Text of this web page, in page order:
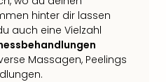
hinter dir lassen
auch eine Vielzahl
Massagen, Peelings